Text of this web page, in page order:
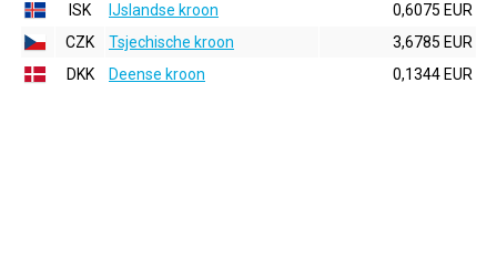
ISK
IJslandse kroon
0,6075 EUR
CZK
Tsjechische kroon
3,6785 EUR
DKK
Deense kroon 0,1344 EUR